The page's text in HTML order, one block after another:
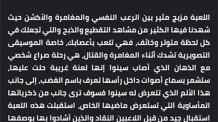
اللعبة مزيج مثير بين الرعب النفسي والمغامرة والأكشن حيث
شهدنا فيها الكثير من مشاهد التقطيع والذبح والتي تجعلك في
كل لحظة متوتر وخائف، فهي تلعب بأعصابك، خاصة الموسيقى
التصويرية تشدك أثناء المغامرة والقتال، هي رحلة صراع شخصي
مع الذهان الذي أصاب سينوا إنها لعنة غريبة حلت عليها،
ستشعر بسماع أصوات داخل رأسها تعرف باسم الغضب، إلى جانب
هذا الألم الذي تتعرض له سينوا فسوف ترى جانب من ذكرياتها
المأساوية التي تستعرض ماضيها الخاص، استقبلت هذه اللعبة
استقبال جيد من قبل اللاعبين النقاد والذين أشادوا بها بوصفها